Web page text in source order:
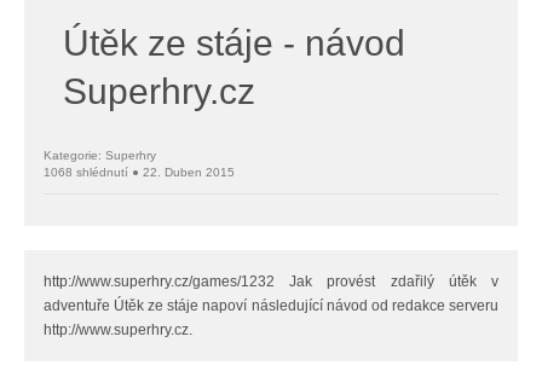
Útěk ze stáje - návod
Superhry.cz
Kategorie: Superhry
1068 shlédnutí ● 22. Duben 2015
http://www.superhry.cz/games/1232 Jak provést zdařilý útěk v
adventuře Útěk ze stáje napoví následující návod od redakce serveru
http://www.superhry.cz.